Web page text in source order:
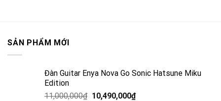
SẢN PHẨM MỚI
Đàn Guitar Enya Nova Go Sonic Hatsune Miku
Edition
11,000,000₫ 10,490,000₫